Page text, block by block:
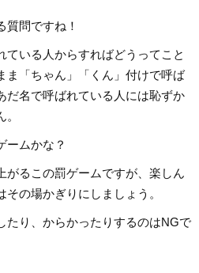
質問ですね！
ている人からすればどうってこと
ま「ちゃん」「くん」付けで呼ば
だ名で呼ばれている人には恥ずか
ームかな？
がるこの罰ゲームですが、楽しん
の場かぎりにしましょう。
たり、からかったりするのはNGで